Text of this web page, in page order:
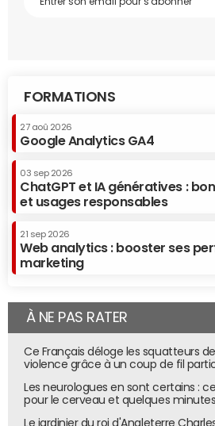
FORMATIONS
27 aoû 2026
Google Analytics GA4
03 sep 2026
ChatGPT et IA génératives :
et usages responsables
21 sep 2026
Web analytics : booster ses
marketing
À NE PAS RATER
Ce Français déloge les squatteurs
violence grâce à un coup de fil
Les neurologues en sont certains :
pour le cerveau et quelques
Le jardinier du roi d'Angleterre